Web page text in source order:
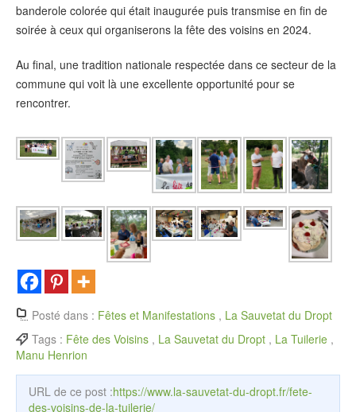
banderole colorée qui était inaugurée puis transmise en fin de
soirée à ceux qui organiserons la fête des voisins en 2024.
Au final, une tradition nationale respectée dans ce secteur de la
commune qui voit là une excellente opportunité pour se
rencontrer.
Posté dans : Fêtes et Manifestations , La Sauvetat du Dropt
Tags : Fête des Voisins , La Sauvetat du Dropt , La Tuilerie ,
Manu Henrion
URL de ce post :https://www.la-sauvetat-du-dropt.fr/fete-
des-voisins-de-la-tuilerie/